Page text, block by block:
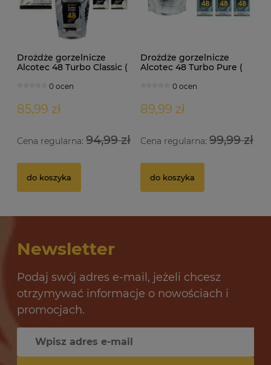
Drożdże gorzelnicze
Alcotec 48 Turbo Classic (
0 ocen
85,99 zł
Cena regularna: 94,99 zł
do koszyka
Drożdże gorzelnicze
Alcotec 48 Turbo Pure (
0 ocen
89,99 zł
Cena regularna:99,99 zł
do koszyka
12,69 zł
do koszyka
Newsletter
Podaj swój adres e-mail, jeżeli chcesz
otrzymywać informacje o nowościach i
promocjach.